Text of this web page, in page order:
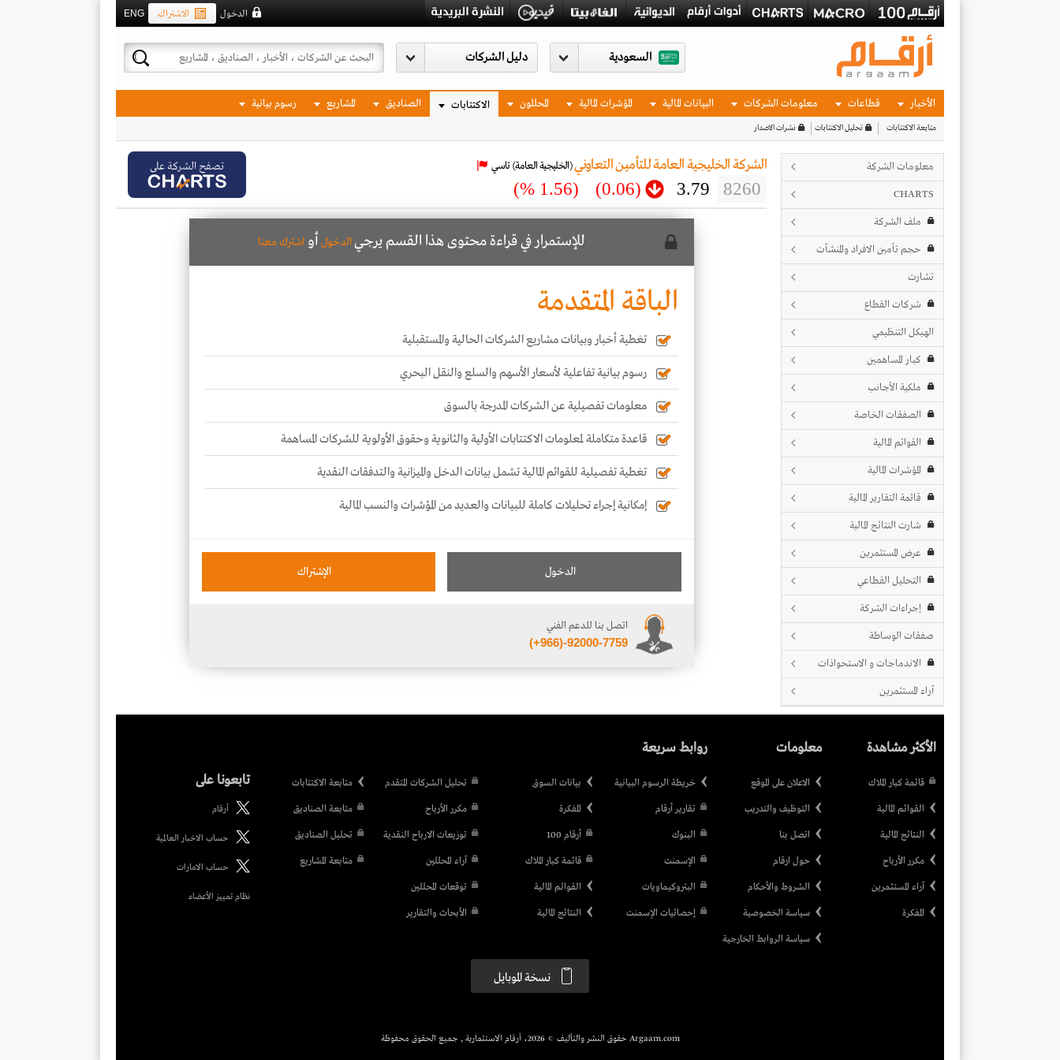
ENG الاشتراك الدخول
السعودية
الأخبار قطاعات معلومات الشركات البيانات المالية المؤشرات المالية المحللون الاكتتابات
متابعة الاكتتابات تحليل الاكتتابات نشرات الاصدار
الصناديق المشاريع رسوم بيانية
معلومات الشركة
CHARTS
ملف الشركة
حجم تأمين الافراد والمنشآت
تشارت
شركات القطاع
الهيكل التنظيمي
كبار المساهمين
ملكية الأجانب
الصفقات الخاصة
القوائم المالية
المؤشرات المالية
قائمة التقارير المالية
شارت النتائج المالية
عرض المستثمرين
التحليل القطاعي
إجراءات الشركة
صفقات الوساطة
الاندماجات و الاستحواذات
آراء المستثمرين
الشركة الخليجية العامة للتأمين التعاوني(الخليجية العامة)تاسي
8260
3.79
(0.06)
(1.56 %)
تصفح الشركة على
للإستمرار في قراءة محتوى هذا القسم يرجيالدخول أو اشترك معنا
الباقة المتقدمة
تغطية أخبار وبيانات مشاريع الشركات الحالية والمستقبلية
رسوم بيانية تفاعلية لأسعار الأسهم والسلع والنقل البحري
معلومات تفصيلية عن الشركات المدرجة بالسوق
قاعدة متكاملة لمعلومات الاكتتابات الأولية والثانوية وحقوق الأولوية للشركات المساهمة
تغطية تفصيلية للقوائم المالية تشمل بيانات الدخل والميزانية والتدفقات النقدية
إمكانية إجراء تحليلات كاملة للبيانات والعديد من المؤشرات والنسب المالية
الدخول الإشتراك
اتصل بنا للدعم الفني
(+966)-92000-7759
الأكثر مشاهدة
قائمة كبار الملاك
القوائم المالية
النتائج المالية
مكرر الأرباح
آراء المستثمرين
المفكرة
معلومات
الاعلان على الموقع
التوظيف والتدريب
اتصل بنا
حول ارقام
الشروط والأحكام
سياسة الخصوصية
سياسة الروابط الخارجية
روابط سريعة
خريطة الرسوم البيانية
تقارير أرقام
البنوك
الإسمنت
البتروكيماويات
إحصائيات الإسمنت
بيانات السوق
المفكرة
أرقام 100
قائمة كبار الملاك
القوائم المالية
النتائج المالية
تحليل الشركات المتقدم
مكرر الأرباح
توزيعات الارباح النقدية
آراء المحللين
توقعات المحللين
الأبحاث والتقارير
متابعة الاكتتابات
متابعة الصناديق
تحليل الصناديق
متابعة المشاريع
تابعونا على
أرقام
حساب الاخبار العالمية
حساب الامارات
نظام تمييز الأعضاء
نسخة الموبايل
Argaam.com حقوق النشر والتأليف © 2026، أرقام الاستثمارية , جميع الحقوق محفوظة